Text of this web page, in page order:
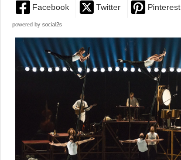
Facebook Twitter Pinterest
powered by social2s